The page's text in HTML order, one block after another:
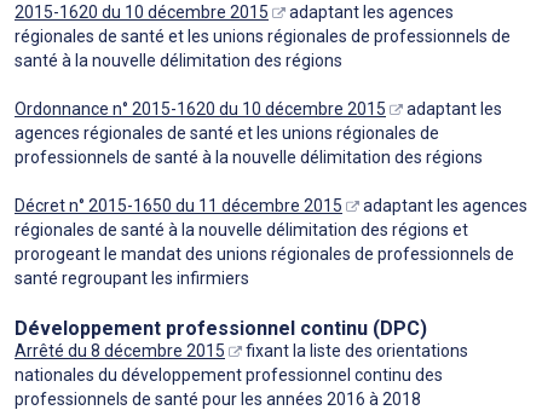
2015-1620 du 10 décembre 2015
adaptant les agences
régionales de santé et les unions régionales de professionnels de
santé à la nouvelle délimitation des régions
Ordonnance n° 2015-1620 du 10 décembre 2015
adaptant les
agences régionales de santé et les unions régionales de
professionnels de santé à la nouvelle délimitation des régions
Décret n° 2015-1650 du 11 décembre 2015
adaptant les agences
régionales de santé à la nouvelle délimitation des régions et
prorogeant le mandat des unions régionales de professionnels de
santé regroupant les infirmiers
Développement professionnel continu (DPC)
Arrêté du 8 décembre 2015
fixant la liste des orientations
nationales du développement professionnel continu des
professionnels de santé pour les années 2016 à 2018